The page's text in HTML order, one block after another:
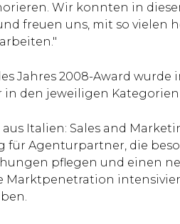
Wir konnten in
freuen uns, mit so vielen
Jahres 2008-Award
in den jeweiligen Kategorien
Italien: Sales and
für Agenturpartner, die
pflegen und einen
Marktpenetration